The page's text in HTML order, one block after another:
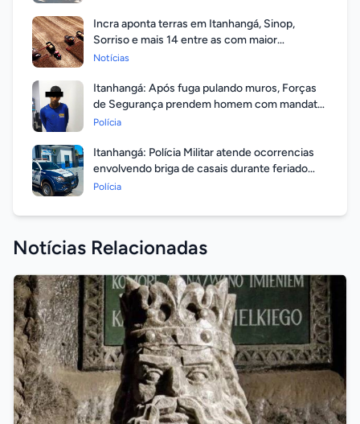
Incra aponta terras em Itanhangá, Sinop,
Sorriso e mais 14 entre as com maior
valorização
Notícias
Itanhangá: Após fuga pulando muros, Forças
de Segurança prendem homem com mandato
em aberto por homicídio
Polícia
Itanhangá: Polícia Militar atende ocorrencias
envolvendo briga de casais durante feriado
prolongado
Polícia
Notícias Relacionadas